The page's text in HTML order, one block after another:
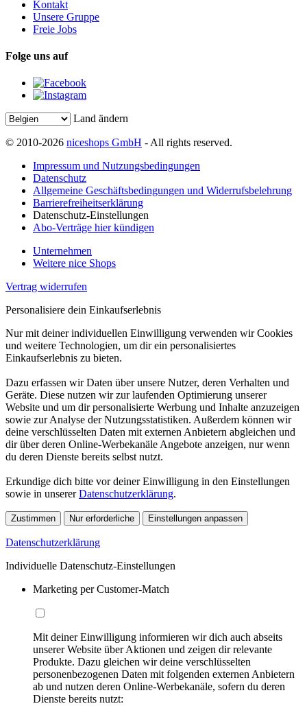
Kontakt
Unsere Gruppe
Freie Jobs
Folge uns auf
Land ändern
© 2010-2026 niceshops GmbH - All rights reserved.
Impressum und Nutzungsbedingungen
Datenschutz
Allgemeine Geschäftsbedingungen und Widerrufsbelehrung
Barrierefreiheitserklärung
Datenschutz-Einstellungen
Abo-Verträge hier kündigen
Unternehmen
Weitere nice Shops
Vertrag widerrufen
Personalisiere dein Einkaufserlebnis
Nur mit deiner individuellen Einwilligung verwenden wir Cookies
und weitere Technologien, um dir ein personalisiertes
Einkaufserlebnis zu bieten.
Dazu erfassen wir Daten über unsere Nutzer, deren Verhalten und
Geräte. Diese nutzen wir zur laufenden Optimierung unserer
Website und um dir personalisierte Werbung und Inhalte anzuzeigen
sowie zur Analyse der Nutzungsstatistiken. Außerdem können wir
deine verschlüsselten Daten mit externen Anbietern abgleichen und
dir über deren Online-Werbekanäle Angebote anzeigen, nur wenn
du deren Dienste bereits selbst nutzt.
Erkundige dich bitte vor deiner Einwilligung in den Einstellungen
sowie in unsererDatenschutzerklärung.
Zustimmen Nur erforderliche Einstellungen anpassen
Datenschutzerklärung
Individuelle Datenschutz-Einstellungen
Marketing per Customer-Match
Mit deiner Einwilligung informieren wir dich auch abseits
unserer Website über Aktionen und zeigen dir relevante
Produkte. Dazu gleichen wir deine verschlüsselten
personenbezogenen Daten mit folgenden externen Anbietern
ab und nutzen deren Online-Werbekanäle, sofern du deren
Dienste bereits nutzt: